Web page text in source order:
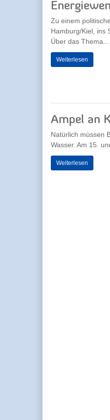
Zu einem
Hamburg/Kiel, ins
Über das Thema...
Weiterlesen
Ampel an
Natürlich müssen
Wasser. Am 15.
Weiterlesen